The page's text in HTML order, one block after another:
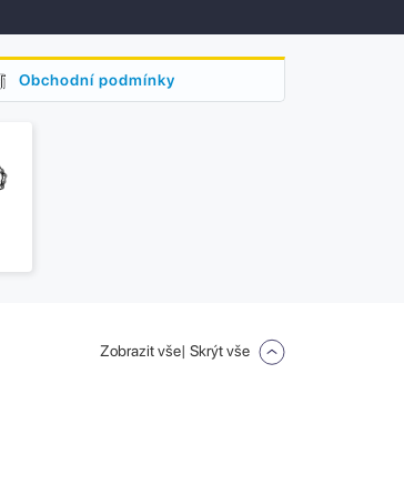
Obchodní podmínky
Zobrazit vše| Skrýt vše